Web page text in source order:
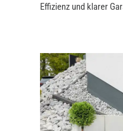
Effizienz und klarer